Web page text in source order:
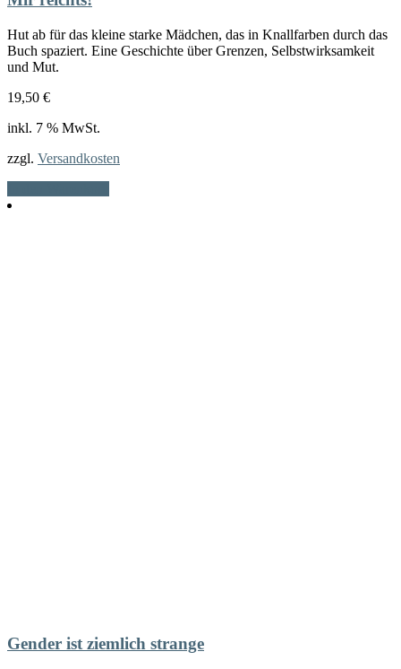
Hut ab für das kleine starke Mädchen, das in Knallfarben durch das
Buch spaziert. Eine Geschichte über Grenzen, Selbstwirksamkeit
und Mut.
19,50 €
inkl. 7 % MwSt.
zzgl. Versandkosten
Gender ist ziemlich strange